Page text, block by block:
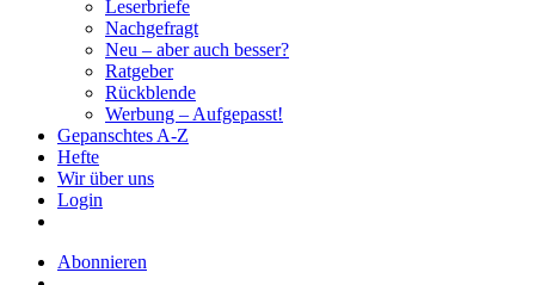
Leserbriefe
Nachgefragt
Neu – aber auch besser?
Ratgeber
Rückblende
Werbung – Aufgepasst!
Gepanschtes A-Z
Hefte
Wir über uns
Login
Abonnieren